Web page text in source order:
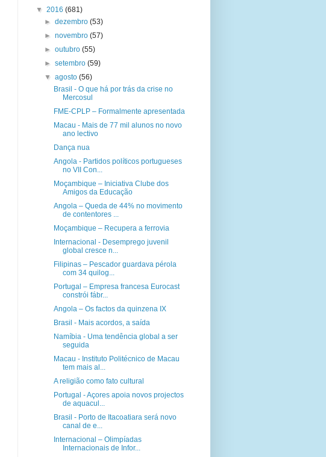
▼ 2016 (681)
►dezembro(53)
►novembro(57)
►outubro(55)
►setembro(59)
▼agosto(56)
Brasil - O que há por trás da crise no
Mercosul
FME-CPLP – Formalmente apresentada
Macau - Mais de 77 mil alunos no novo
ano lectivo
Dança nua
Angola - Partidos políticos portugueses
no VII Con...
Moçambique – Iniciativa Clube dos
Amigos da Educação
Angola – Queda de 44% no movimento
de contentores ...
Moçambique – Recupera a ferrovia
Internacional - Desemprego juvenil
global cresce n...
Filipinas – Pescador guardava pérola
com 34 quilog...
Portugal – Empresa francesa Eurocast
constrói fábr...
Angola – Os factos da quinzena IX
Brasil - Mais acordos, a saída
Namíbia - Uma tendência global a ser
seguida
Macau - Instituto Politécnico de Macau
tem mais al...
A religião como fato cultural
Portugal - Açores apoia novos projectos
de aquacul...
Brasil - Porto de Itacoatiara será novo
canal de e...
Internacional – Olimpíadas
Internacionais de Infor...